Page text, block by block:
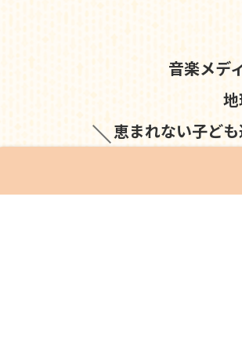
音楽メデ
恵まれない子ど